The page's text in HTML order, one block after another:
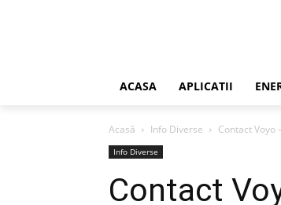
ACASA APLICATII
Acasă Info Diverse Contact Voyo
Info Diverse
Contact